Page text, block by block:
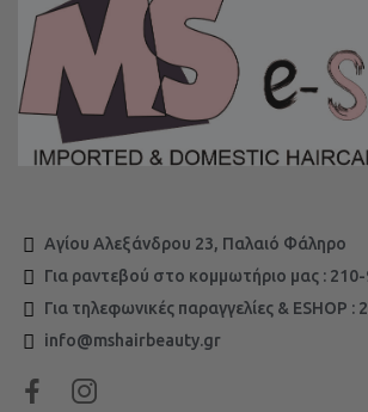
Αγίου Αλεξάνδρου 23, Παλαιό Φάληρο
Για ραντεβού στο κομμωτήριο μας :
Για τηλεφωνικές παραγγελίες & ESHOP :
info@mshairbeauty.gr